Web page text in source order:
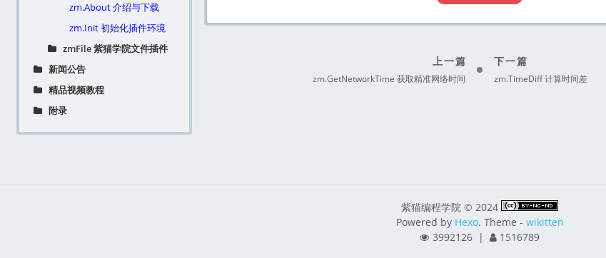
zm.About 介绍与下载
zm.Init 初始化插件环境
zmFile 紫猫学院文件插件
新闻公告
精品视频教程
附录
上一篇
zm.GetNetworkTime 获取精准网络时间
下一篇
zm.TimeDiff 计算时间差
紫猫编程学院 © 2024
Powered by Hexo. Theme - wikitten
3992126 | 1516789